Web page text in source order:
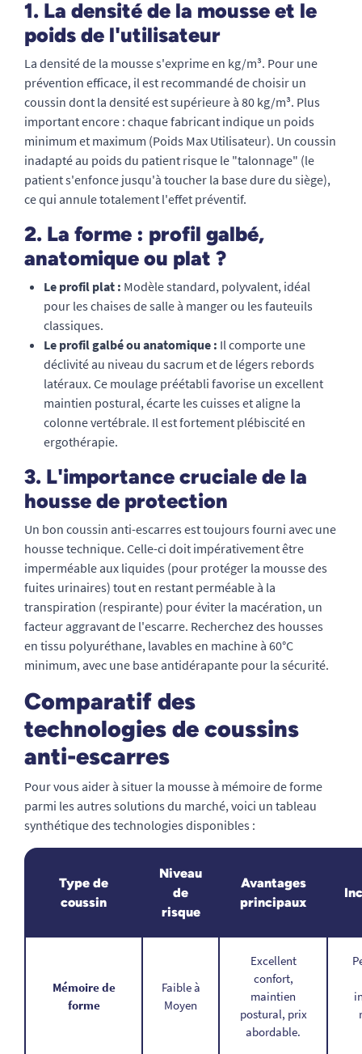
1. La densité de la mousse et le
poids de l'utilisateur
La densité de la mousse s'exprime en kg/m³. Pour une
prévention efficace, il est recommandé de choisir un
coussin dont la densité est supérieure à 80 kg/m³. Plus
important encore : chaque fabricant indique un poids
minimum et maximum (Poids Max Utilisateur). Un coussin
inadapté au poids du patient risque le "talonnage" (le
patient s'enfonce jusqu'à toucher la base dure du siège),
ce qui annule totalement l'effet préventif.
2. La forme : profil galbé,
anatomique ou plat ?
Le profil plat : Modèle standard, polyvalent, idéal
pour les chaises de salle à manger ou les fauteuils
classiques.
Le profil galbé ou anatomique : Il comporte une
déclivité au niveau du sacrum et de légers rebords
latéraux. Ce moulage préétabli favorise un excellent
maintien postural, écarte les cuisses et aligne la
colonne vertébrale. Il est fortement plébiscité en
ergothérapie.
3. L'importance cruciale de la
housse de protection
Un bon coussin anti-escarres est toujours fourni avec une
housse technique. Celle-ci doit impérativement être
imperméable aux liquides (pour protéger la mousse des
fuites urinaires) tout en restant perméable à la
transpiration (respirante) pour éviter la macération, un
facteur aggravant de l'escarre. Recherchez des housses
en tissu polyuréthane, lavables en machine à 60°C
minimum, avec une base antidérapante pour la sécurité.
Comparatif des
technologies de coussins
anti-escarres
Pour vous aider à situer la mousse à mémoire de forme
parmi les autres solutions du marché, voici un tableau
synthétique des technologies disponibles :
Type de
coussin
Niveau
de
risque
Avantages
principaux
Mémoire de
forme
Faible à
Moyen
Excellent
confort,
maintien
postural, prix
abordable.